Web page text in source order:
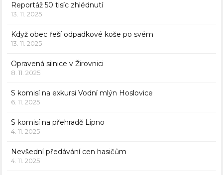
Reportáž 50 tisíc zhlédnutí
13. 11. 2025
Když obec řeší odpadkové koše po svém
13. 11. 2025
Opravená silnice v Žirovnici
8. 11. 2025
S komisí na exkursi Vodní mlýn Hoslovice
6. 11. 2025
S komisí na přehradě Lipno
4. 11. 2025
Nevšední předávání cen hasičům
4. 11. 2025